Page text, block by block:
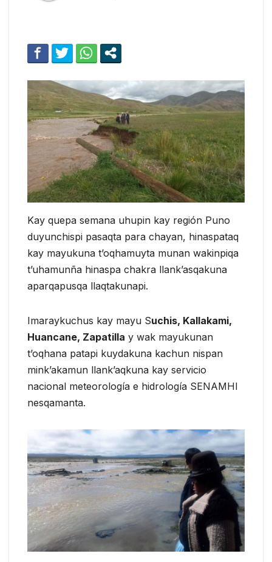
Kay quepa semana uhupin kay región Puno
duyunchispi pasaqta para chayan, hinaspataq
kay mayukuna t’oqhamuyta munan wakinpiqa
t’uhamunña hinaspa chakra llank’asqakuna
aparqapusqa llaqtakunapi.
Imaraykuchus kay mayu Suchis, Kallakami,
Huancane, Zapatilla y wak mayukunan
t’oqhana patapi kuydakuna kachun nispan
mink’akamun llank’aqkuna kay servicio
nacional meteorología e hidrología SENAMHI
nesqamanta.